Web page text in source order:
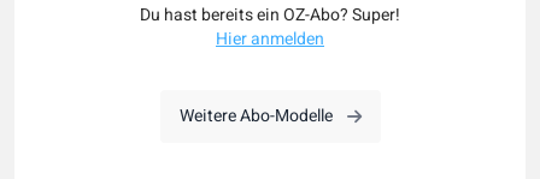
Du hast bereits ein OZ-Abo? Super!
Hier anmelden
Weitere Abo-Modelle